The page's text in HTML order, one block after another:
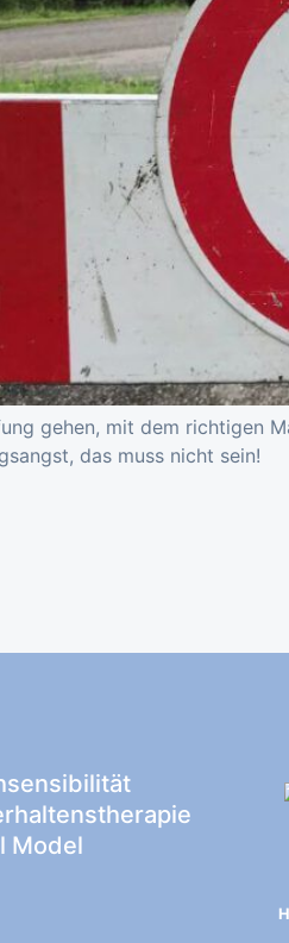
gehen, mit dem richtigen
das muss nicht sein!
Model